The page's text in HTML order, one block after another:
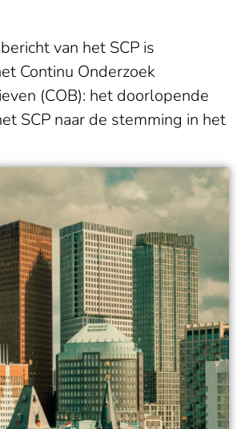
van het SCP is
Continu Onderzoek
(COB): het doorlopende
SCP naar de stemming in het